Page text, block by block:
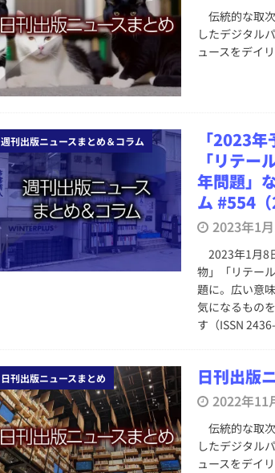
伝統的な取
したデジタル
ュースをデイ
週刊出版ニュースまとめ＆コラム
「2023
「リテー
年問題」
ム #554（
2023年1
2023年1月8
物」「リテー
題に。広い意
気になるもの
す（ISSN
日刊出版ニュースまとめ 日刊出版
2022年11
伝統的な取
したデジタル
ュースをデイ